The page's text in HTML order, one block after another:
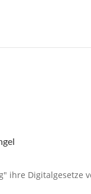
ihre Digitalgesetze